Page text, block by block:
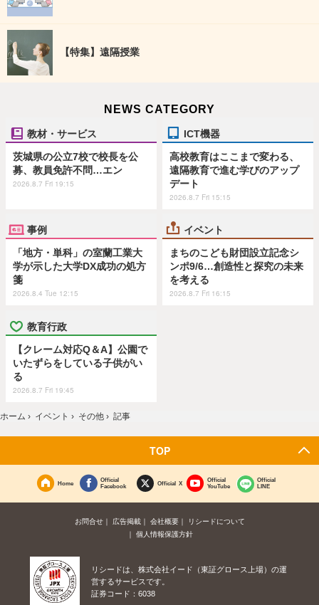
【特集】遠隔授業
NEWS CATEGORY
教材・サービス
茨城県の公立7校で校長を公
募、教員免許不問…エン
2026.8.7 Fri 19:15
ICT機器
高校教育はここまで変わる、
遠隔教育で進む学びのアップ
デート
2026.8.7 Fri 15:15
事例
「地方・単科」の室蘭工業大
学が示した大学DX成功の処方
箋
2026.8.4 Tue 12:15
イベント
まちのこども財団設立記念シ
ンポ9/6…創造性と探究の未来
を考える
2026.8.7 Fri 16:15
教育行政
【クレーム対応Q＆A】公園で
いたずらをしている子供がい
る
2026.8.7 Fri 19:45
ホーム › イベント › その他 › 記事
TOP
Home
Official
Facebook
Official X
Official
YouTube
Official
LINE
お問合せ 広告掲載 会社概要
リシードについて
個人情報保護方針
リシードは、株式会社イード（東証グロース上場）の運
営するサービスです。
証券コード：6038